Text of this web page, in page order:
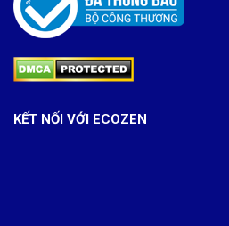
KẾT NỐI VỚI ECOZEN